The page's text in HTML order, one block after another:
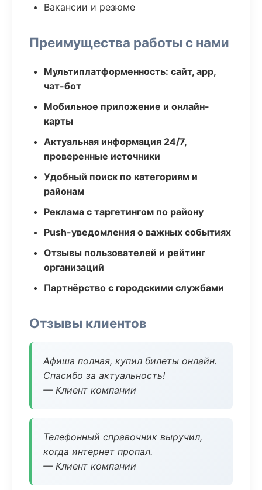
Вакансии и резюме
Преимущества работы с нами
Мультиплатформенность: сайт, app,
чат-бот
Мобильное приложение и онлайн-
карты
Актуальная информация 24/7,
проверенные источники
Удобный поиск по категориям и
районам
Реклама с таргетингом по району
Push-уведомления о важных событиях
Отзывы пользователей и рейтинг
организаций
Партнёрство с городскими службами
Отзывы клиентов
Афиша полная, купил билеты онлайн.
Спасибо за актуальность!
— Клиент компании
Телефонный справочник выручил,
когда интернет пропал.
— Клиент компании